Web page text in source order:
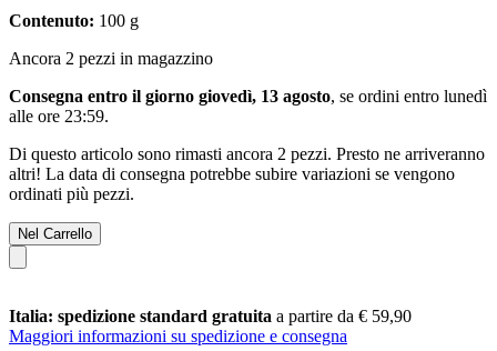
Contenuto: 100 g
Ancora 2 pezzi in magazzino
Consegna entro il giorno giovedì, 13 agosto, se ordini entro lunedì
alle ore 23:59.
Di questo articolo sono rimasti ancora 2 pezzi. Presto ne arriveranno
altri! La data di consegna potrebbe subire variazioni se vengono
ordinati più pezzi.
Nel Carrello
Italia: spedizione standard gratuita a partire da € 59,90
Maggiori informazioni su spedizione e consegna